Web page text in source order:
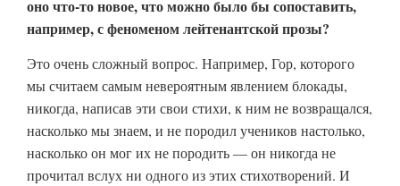
оно что-то новое, что можно было бы сопоставить,
например, с феноменом лейтенантской прозы?
Это очень сложный вопрос. Например, Гор, которого
мы считаем самым невероятным явлением блокады,
никогда, написав эти свои стихи, к ним не возвращался,
насколько мы знаем, и не породил учеников настолько,
насколько он мог их не породить — он никогда не
прочитал вслух ни одного из этих стихотворений. И